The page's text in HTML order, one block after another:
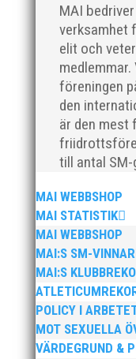
MAI
verksamhet
elit och
föreningen
den
är den mest
till antal SM-
MAI WEBBSHOP
MAI STATISTIK
MAI WEBBSHOP
MAI:S SM-
MAI:S
POLICY I
MOT SEXUELLA
VÄRDEGRUND &
För mig har
plan. På 80- och
han för mig en
på plats och
sin parhäst och
Nu är hösten här
saker beroende
organisationen.
från mig som
jag uppfattar
BroloppetAtt...